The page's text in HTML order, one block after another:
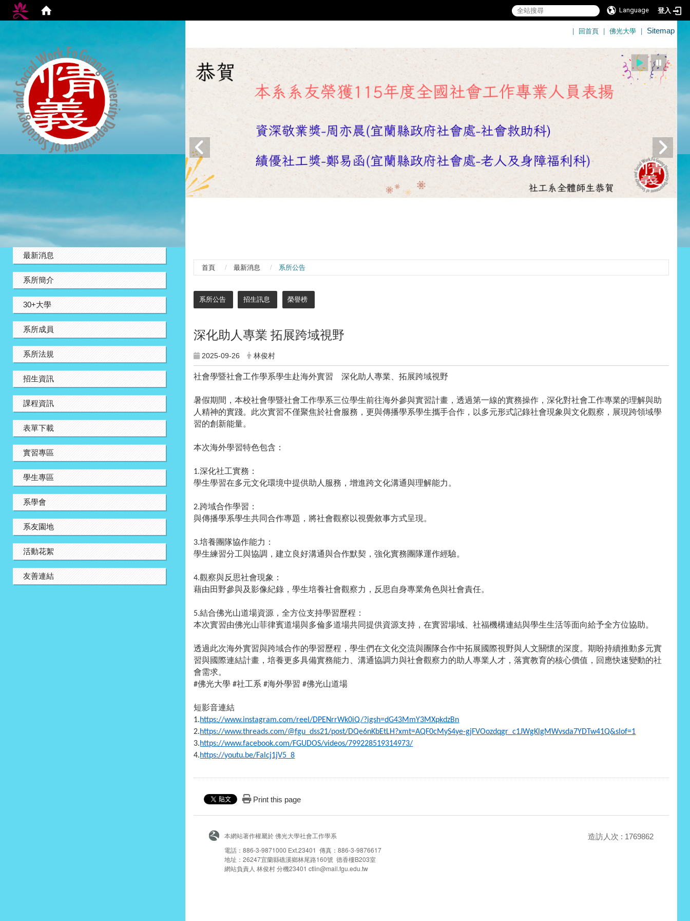
Language 登入
| 回首頁 | 佛光大學 | Sitemap
最新消息
系所簡介
30+大學
系所成員
系所法規
招生資訊
課程資訊
表單下載
實習專區
學生專區
系學會
系友園地
活動花絮
友善連結
首頁 最新消息 系所公告
系所公告 招生訊息 榮譽榜
深化助人專業 拓展跨域視野
2025-09-26 林俊村
社會學暨社會工作學系學生赴海外實習 深化助人專業、拓展跨域視野
暑假期間，本校社會學暨社會工作學系三位學生前往海外參與實習計畫，透過第一線的實務操作，深化對社會工作專業的理解與助
人精神的實踐。此次實習不僅聚焦於社會服務，更與傳播學系學生攜手合作，以多元形式記錄社會現象與文化觀察，展現跨領域學
習的創新能量。
本次海外學習特色包含：
1.深化社工實務：
學生學習在多元文化環境中提供助人服務，增進跨文化溝通與理解能力。
2.跨域合作學習：
與傳播學系學生共同合作專題，將社會觀察以視覺敘事方式呈現。
3.培養團隊協作能力：
學生練習分工與協調，建立良好溝通與合作默契，強化實務團隊運作經驗。
4.觀察與反思社會現象：
藉由田野參與及影像紀錄，學生培養社會觀察力，反思自身專業角色與社會責任。
5.結合佛光山道場資源，全方位支持學習歷程：
本次實習由佛光山菲律賓道場與多倫多道場共同提供資源支持，在實習場域、社福機構連結與學生生活等面向給予全方位協助。
透過此次海外實習與跨域合作的學習歷程，學生們在文化交流與團隊合作中拓展國際視野與人文關懷的深度。期盼持續推動多元實
習與國際連結計畫，培養更多具備實務能力、溝通協調力與社會觀察力的助人專業人才，落實教育的核心價值，回應快速變動的社
會需求。
#佛光大學 #社工系 #海外學習 #佛光山道場
短影音連結
1.https://www.instagram.com/reel/DPENrrWk0iQ/?igsh=dG43MmY3MXpkdzBn
2.https://www.threads.com/@fgu_dss21/post/DQe6nKbEtLH?xmt=AQF0cMyS4ye-gjFVOozdqgr_c1JWgKlgMWvsda7YDTw41Q&slof=1
3.https://www.facebook.com/FGUDOS/videos/799228519314973/
4.https://youtu.be/Falcj1jV5_8
Print this page
本網站著作權屬於 佛光大學社會工作學系
電話：886-3-9871000 Ext.23401 傳真：886-3-9876617
地址：26247宜蘭縣礁溪鄉林尾路160號 德香樓B203室
網站負責人 林俊村 分機23401 ctlin@mail.fgu.edu.tw
造訪人次 : 1769862